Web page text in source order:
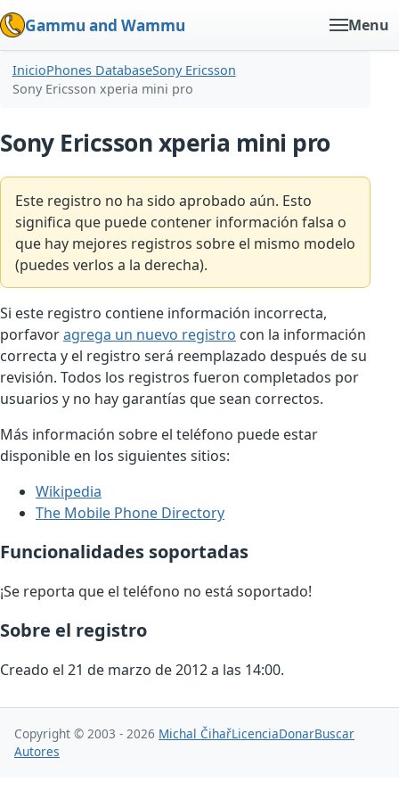
Gammu and Wammu Menu
InicioPhones DatabaseSony Ericsson
Sony Ericsson xperia mini pro
Sony Ericsson xperia mini pro
Este registro no ha sido aprobado aún. Esto
significa que puede contener información falsa o
que hay mejores registros sobre el mismo modelo
(puedes verlos a la derecha).
Si este registro contiene información incorrecta,
porfavoragrega un nuevo registro con la información
correcta y el registro será reemplazado después de su
revisión. Todos los registros fueron completados por
usuarios y no hay garantías que sean correctos.
Más información sobre el teléfono puede estar
disponible en los siguientes sitios:
Wikipedia
The Mobile Phone Directory
Funcionalidades soportadas
¡Se reporta que el teléfono no está soportado!
Sobre el registro
Creado el 21 de marzo de 2012 a las 14:00.
Copyright © 2003 - 2026 Michal ČihařLicenciaDonarBuscar
Autores